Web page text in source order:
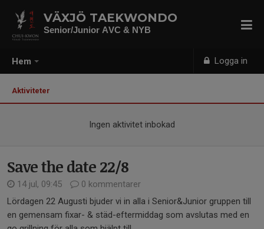
Hem Logga in
VÄXJÖ TAEKWONDO
Senior/Junior AVC & NYB
Aktiviteter
Ingen aktivitet inbokad
Save the date 22/8
14 jul, 09:45
0 kommentarer
Lördagen 22 Augusti bjuder vi in alla i Senior&Junior gruppen till
en gemensam fixar- & städ-eftermiddag som avslutas med en